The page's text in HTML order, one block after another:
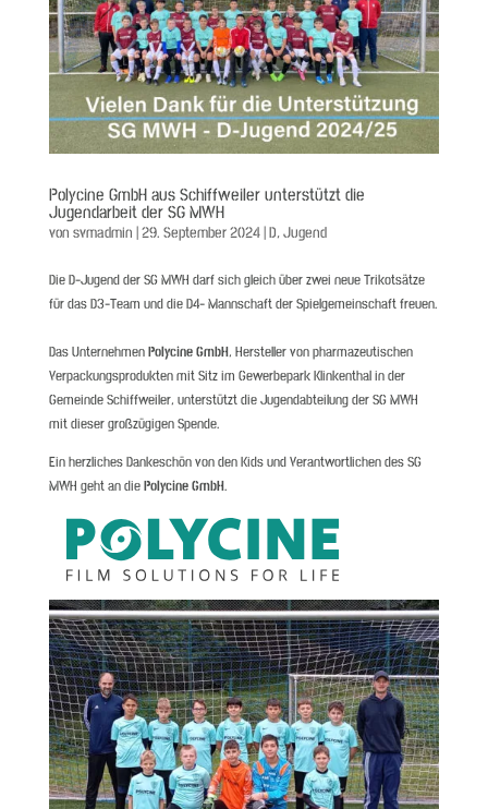
Polycine GmbH aus Schiffweiler unterstützt die
Jugendarbeit der SG MWH
von svmadmin |29. September 2024|D,Jugend
Die D-Jugend der SG MWH darf sich gleich über zwei neue Trikotsätze
für das D3-Team und die D4- Mannschaft der Spielgemeinschaft freuen.
Das UnternehmenPolycine GmbH, Hersteller von pharmazeutischen
Verpackungsprodukten mit Sitz im Gewerbepark Klinkenthal in der
Gemeinde Schiffweiler, unterstützt die Jugendabteilung der SG MWH
mit dieser großzügigen Spende.
Ein herzliches Dankeschön von den Kids und Verantwortlichen des SG
MWH geht an diePolycine GmbH.